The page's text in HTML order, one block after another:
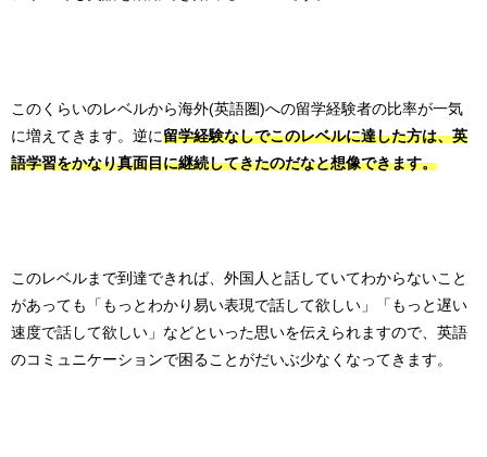
このくらいのレベルから海外(英語圏)への留学経験者の比率が一気
に増えてきます。逆に留学経験なしでこのレベルに達した方は、英
語学習をかなり真面目に継続してきたのだなと想像できます。
このレベルまで到達できれば、外国人と話していてわからないこと
があっても「もっとわかり易い表現で話して欲しい」「もっと遅い
速度で話して欲しい」などといった思いを伝えられますので、英語
のコミュニケーションで困ることがだいぶ少なくなってきます。